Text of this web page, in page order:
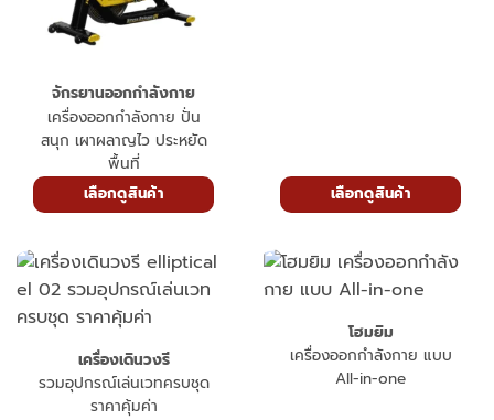
จักรยานออกกำลังกาย
เครื่องออกกำลังกาย ปั่น
สนุก เผาผลาญไว ประหยัด
พื้นที่
เลือกดูสินค้า เลือกดูสินค้า
เครื่องเดินวงรี
รวมอุปกรณ์เล่นเวทครบชุด
ราคาคุ้มค่า
โฮมยิม
เครื่องออกกำลังกาย แบบ
All-in-one